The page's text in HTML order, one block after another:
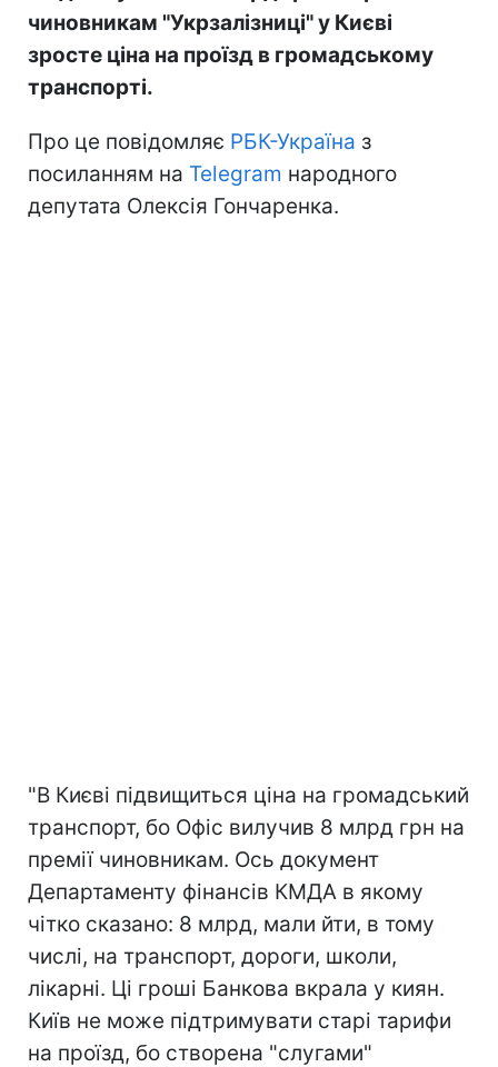
чиновникам "Укрзалізниці" у Києві
зросте ціна на проїзд в громадському
транспорті.
Про це повідомляє РБК-Україна з
посиланням на Telegram народного
депутата Олексія Гончаренка.
"В Києві підвищиться ціна на громадський
транспорт, бо Офіс вилучив 8 млрд грн на
премії чиновникам. Ось документ
Департаменту фінансів КМДА в якому
чітко сказано: 8 млрд, мали йти, в тому
числі, на транспорт, дороги, школи,
лікарні. Ці гроші Банкова вкрала у киян.
Київ не може підтримувати старі тарифи
на проїзд, бо створена "слугами"